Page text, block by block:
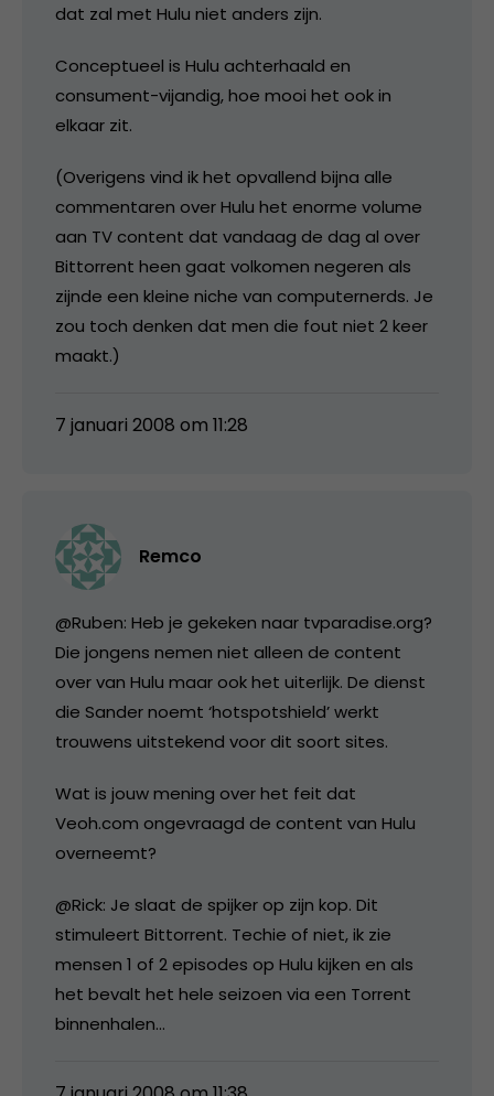
dat zal met Hulu niet anders zijn.
Conceptueel is Hulu achterhaald en
consument-vijandig, hoe mooi het ook in
elkaar zit.
(Overigens vind ik het opvallend bijna alle
commentaren over Hulu het enorme volume
aan TV content dat vandaag de dag al over
Bittorrent heen gaat volkomen negeren als
zijnde een kleine niche van computernerds. Je
zou toch denken dat men die fout niet 2 keer
maakt.)
7 januari 2008 om 11:28
Remco
@Ruben: Heb je gekeken naar tvparadise.org?
Die jongens nemen niet alleen de content
over van Hulu maar ook het uiterlijk. De dienst
die Sander noemt ‘hotspotshield’ werkt
trouwens uitstekend voor dit soort sites.
Wat is jouw mening over het feit dat
Veoh.com ongevraagd de content van Hulu
overneemt?
@Rick: Je slaat de spijker op zijn kop. Dit
stimuleert Bittorrent. Techie of niet, ik zie
mensen 1 of 2 episodes op Hulu kijken en als
het bevalt het hele seizoen via een Torrent
binnenhalen…